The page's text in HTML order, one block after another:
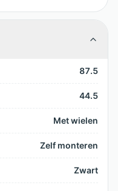
87.5
44.5
Met wielen
Zelf monteren
Zwart